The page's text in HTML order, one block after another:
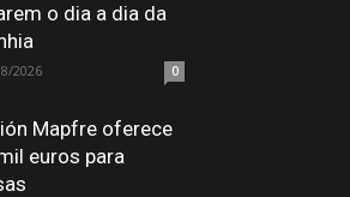
o dia a dia da
2026 0
Mapfre oferece
euros para